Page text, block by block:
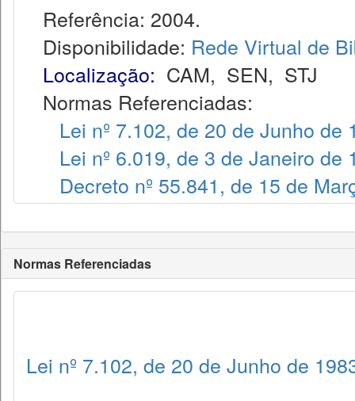
Referência: 2004.
Disponibilidade: Rede Virtual de
Localização: CAM, SEN, STJ
Normas Referenciadas:
Lei nº 7.102, de 20 de Junho de
Lei nº 6.019, de 3 de Janeiro de
Decreto nº 55.841, de 15 de
Normas Referenciadas
Lei nº 7.102, de 20 de Junho de